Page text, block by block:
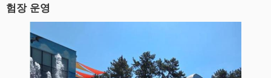
험장 운영